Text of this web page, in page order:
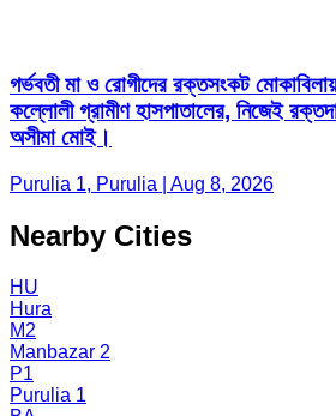
গর্ভবতী মা ও রোগীদের রক্তসংকট
কল্লোলী গ্রামীণ হাসপাতালের, নিজেই
অসীমা মোই।
Purulia 1, Purulia | Aug 8, 2026
Nearby Cities
HU
Hura
M2
Manbazar 2
P1
Purulia 1